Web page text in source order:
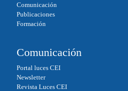
Comunicación
Publicaciones
Formación
Comunicación
Portal luces CEI
Newsletter
Revista Luces CEI